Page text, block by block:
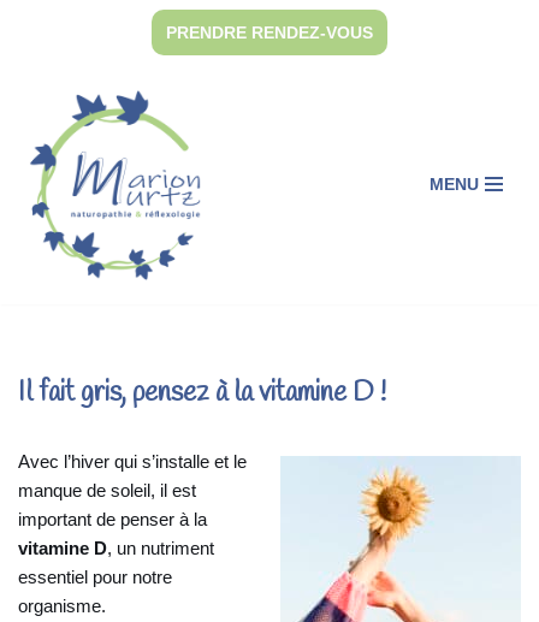
contenu
PRENDRE RENDEZ-VOUS
MENU
Il fait gris, pensez à la vitamine D !
Avec l’hiver qui s’installe et le
manque de soleil, il est
important de penser à la
vitamine D, un nutriment
essentiel pour notre
organisme.